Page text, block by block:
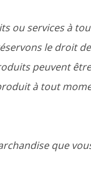
ou services à
le droit
peuvent
à tout
que